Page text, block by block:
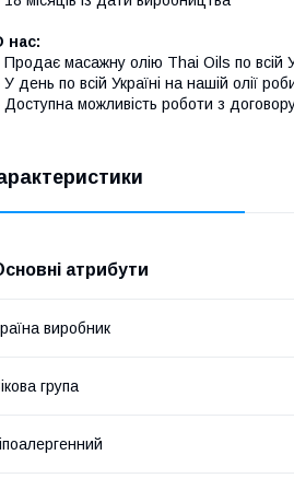
нас:
Продає масажну олію Thai Oils по всій
У день по всій Україні на нашій олії
Доступна можливість роботи з
атрибути
виробник
група